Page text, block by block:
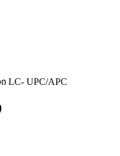
LC- UPC/APC